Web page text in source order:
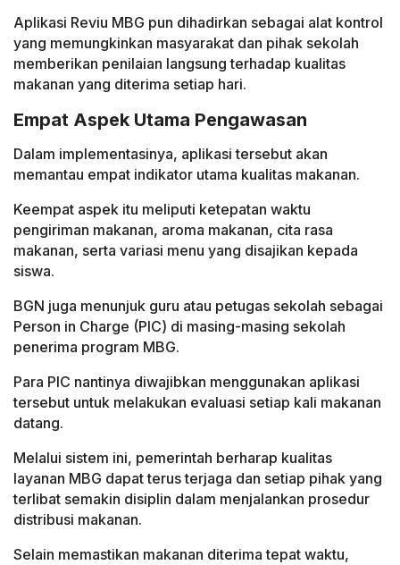
Aplikasi Reviu MBG pun dihadirkan sebagai alat kontrol
yang memungkinkan masyarakat dan pihak sekolah
memberikan penilaian langsung terhadap kualitas
makanan yang diterima setiap hari.
Empat Aspek Utama Pengawasan
Dalam implementasinya, aplikasi tersebut akan
memantau empat indikator utama kualitas makanan.
Keempat aspek itu meliputi ketepatan waktu
pengiriman makanan, aroma makanan, cita rasa
makanan, serta variasi menu yang disajikan kepada
siswa.
BGN juga menunjuk guru atau petugas sekolah sebagai
Person in Charge (PIC) di masing-masing sekolah
penerima program MBG.
Para PIC nantinya diwajibkan menggunakan aplikasi
tersebut untuk melakukan evaluasi setiap kali makanan
datang.
Melalui sistem ini, pemerintah berharap kualitas
layanan MBG dapat terus terjaga dan setiap pihak yang
terlibat semakin disiplin dalam menjalankan prosedur
distribusi makanan.
Selain memastikan makanan diterima tepat waktu,